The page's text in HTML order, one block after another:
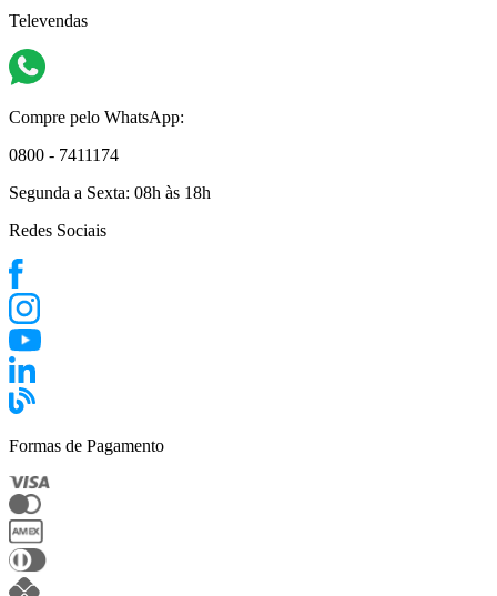
Televendas
Compre pelo WhatsApp:
0800 - 7411174
Segunda a Sexta: 08h às 18h
Redes Sociais
Formas de Pagamento